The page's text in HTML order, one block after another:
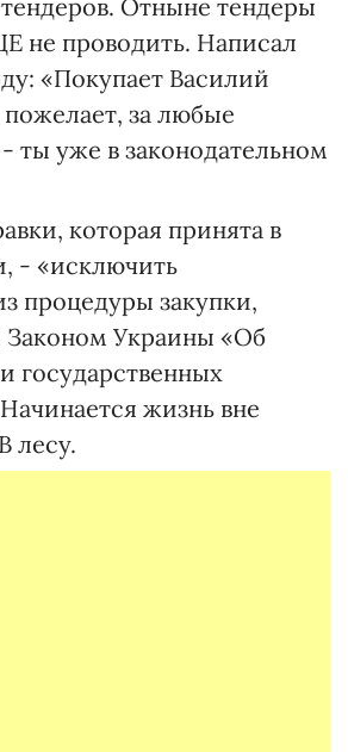
Отныне тендеры
проводить. Написал
«Покупает Василий
за любые
ты уже в законодательном
которая принята в
- «исключить
процедуры закупки,
Законом Украины «Об
государственных
жизнь вне
лесу.